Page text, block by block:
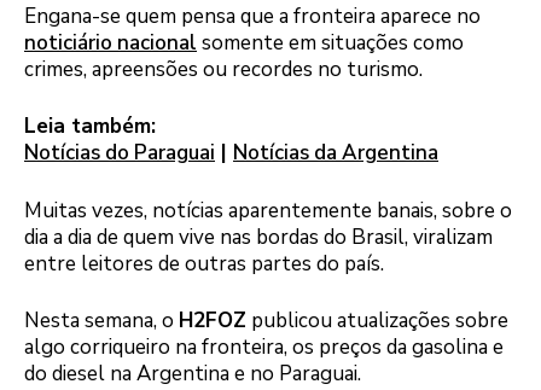
Engana-se quem pensa que a fronteira aparece no
noticiário nacional somente em situações como
crimes, apreensões ou recordes no turismo.
Leia também:
Notícias do Paraguai | Notícias da Argentina
Muitas vezes, notícias aparentemente banais, sobre o
dia a dia de quem vive nas bordas do Brasil, viralizam
entre leitores de outras partes do país.
Nesta semana, o H2FOZ publicou atualizações sobre
algo corriqueiro na fronteira, os preços da gasolina e
do diesel na Argentina e no Paraguai.